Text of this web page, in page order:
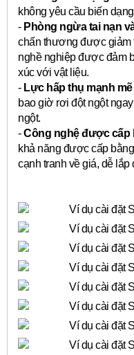
không yêu cầu biến
- Phòng ngừa tai nạn
chấn thương được giảm
nghề nghiệp được đảm
xúc với vật liệu.
- Lực hấp thụ mạnh
bao giờ rơi đột ngột
ngột.
-Công nghệ được cấp
khả năng được cấp
cạnh tranh về giá, dễ